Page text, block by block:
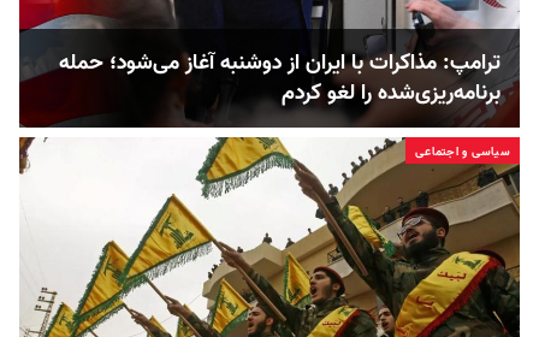
ترامپ: مذاکرات با ایران از دوشنبه آغاز می‌شود؛ حمله
برنامه‌ریزی‌شده را لغو کردم
سیاسی و اجتماعی